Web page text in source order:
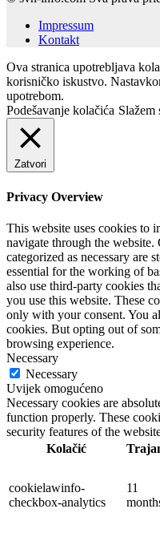
Impressum
Kontakt
Ova stranica upotrebljava
korisničko iskustvo.
upotrebom.
Podešavanje kolačića Slažem
Zatvori
Privacy Overview
This website uses cookies to
navigate through the website.
categorized as necessary are
essential for the working of
also use third-party cookies
you use this website. These
only with your consent. You
cookies. But opting out of
browsing experience.
Necessary
Necessary
Uvijek omogućeno
Necessary cookies are
function properly. These
security features of the
Kolačić
cookielawinfo-
checkbox-analytics
11